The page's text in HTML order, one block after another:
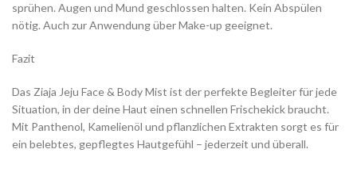
sprühen. Augen und Mund geschlossen halten. Kein Abspülen
nötig. Auch zur Anwendung über Make-up geeignet.
Fazit
Das Ziaja Jeju Face & Body Mist ist der perfekte Begleiter für jede
Situation, in der deine Haut einen schnellen Frischekick braucht.
Mit Panthenol, Kamelienöl und pflanzlichen Extrakten sorgt es für
ein belebtes, gepflegtes Hautgefühl – jederzeit und überall.